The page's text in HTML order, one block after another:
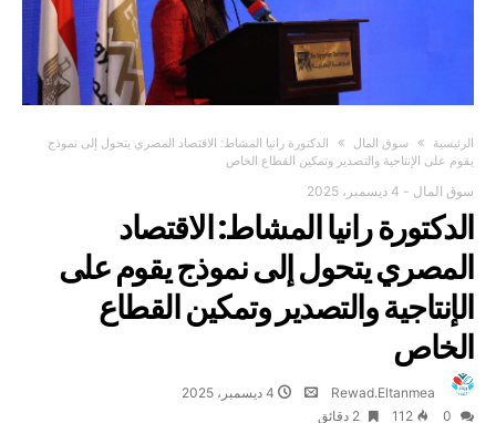
‫الرئيسية‬ سوق المال
الدكتورة رانيا المشاط: الاقتصاد المصري يتحول إلى نموذج
يقوم على الإنتاجية والتصدير وتمكين القطاع الخاص
سوق المال - 4 ديسمبر، 2025
الدكتورة رانيا المشاط: الاقتصاد
المصري يتحول إلى نموذج يقوم على
الإنتاجية والتصدير وتمكين القطاع
الخاص
Rewad.Eltanmea
4 ديسمبر، 2025
112 2 ‫دقائق‬